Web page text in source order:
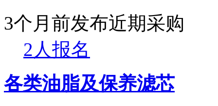
3个月前发布近期采购
2人报名
各类油脂及保养滤芯